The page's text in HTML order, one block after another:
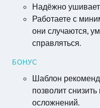
Надёжно
Работаете с
они случаются,
справляться.
БОНУС
Шаблон
позволит
осложнений.